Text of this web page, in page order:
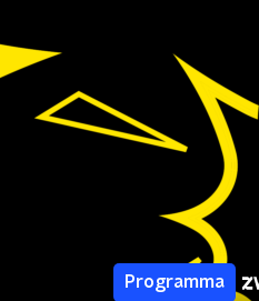
Programma